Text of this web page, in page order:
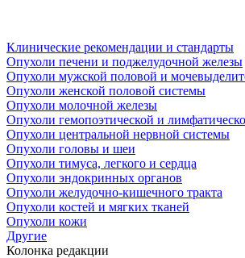
Клинические рекомендации и стандарты
Опухоли печени и поджелудочной железы
Опухоли мужской половой и
Опухоли женской половой системы
Опухоли молочной железы
Опухоли гемопоэтической и
Опухоли центральной нервной системы
Опухоли головы и шеи
Опухоли тимуса, легкого и сердца
Опухоли эндокринных органов
Опухоли желудочно-кишечного тракта
Опухоли костей и мягких тканей
Опухоли кожи
Другие
Колонка редакции